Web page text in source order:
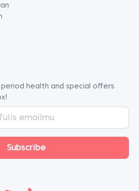
health and special offers